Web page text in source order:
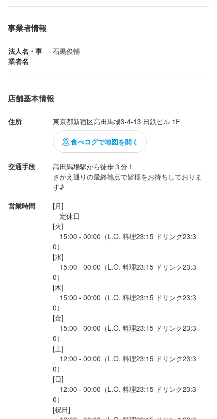
えということで、いつ来ても新しいものに挑戦できます。
ビール目当てで来てもいいお店なのですが、加えてフードメニ
ューもおいしいのが素晴らしい。
ンとフッシュ＆チップスが個人的には大当たりでした……。
が、こちらのお店、料理の盛りつけが実に多...
事業者情報
法人名・事
業者名
石黒俊輔
店舗基本情報
住所 東京都新宿区高田馬場3-4-13 日鉄ビル 1F
食べログで地図を開く
交通手段
高田馬場駅から徒歩３分！
さかえ通りの最終地点で皆様をお待ちしておりま
す♪
営業時間
[月]
定休日
[火]
15:00 - 00:00（L.O. 料理23:15 ドリンク23:3
0）
[水]
15:00 - 00:00（L.O. 料理23:15 ドリンク23:3
0）
[木]
15:00 - 00:00（L.O. 料理23:15 ドリンク23:3
0）
[金]
15:00 - 00:00（L.O. 料理23:15 ドリンク23:3
0）
[土]
12:00 - 00:00（L.O. 料理23:15 ドリンク23:3
0）
[日]
12:00 - 00:00（L.O. 料理23:15 ドリンク23:3
0）
[祝日]
ださい。
店名
高田馬場ビール食堂
東京都新宿区高田馬場3-4-13 日鉄ビル 1F
連絡先
法人名・事業者名
石黒俊輔
最終更新日2026/06/16
高田馬場ビール食堂
勤務地
東京都新宿区高田馬場3-4-13 日鉄ビル 1F
036-883-5004
法人名・事業者名
最終更新日2026/06/16